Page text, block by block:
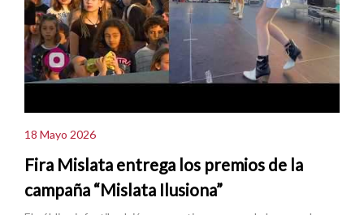
18 Mayo 2026
Fira Mislata entrega los premios de la
campaña “Mislata Ilusiona”